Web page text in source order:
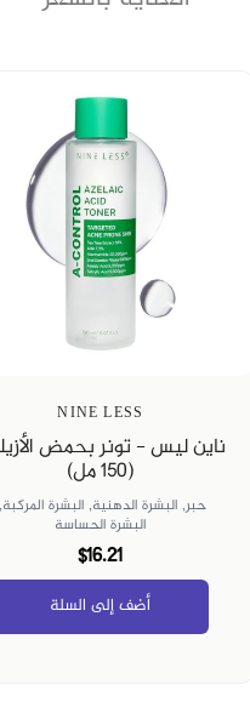
BEESLINE
بيزلين - صابونة العسل
، 60 غرام
مرطب,جفاف الجلد
$3.62
أضف إلى السلة